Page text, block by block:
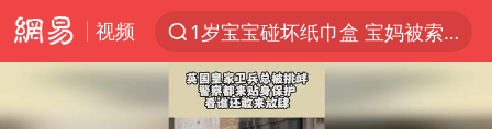
视频
1岁宝宝碰坏纸巾盒 宝妈被索赔924元
Meta被判支付5.67亿美元